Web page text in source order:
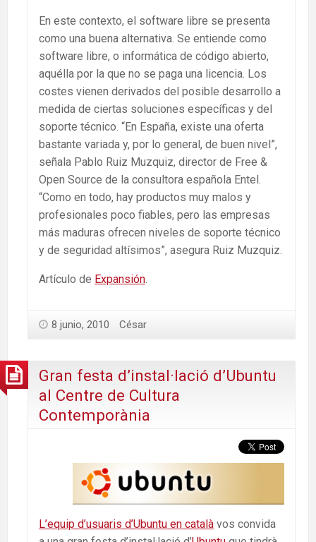
En este contexto, el software libre se presenta
como una buena alternativa. Se entiende como
software libre, o informática de código abierto,
aquélla por la que no se paga una licencia. Los
costes vienen derivados del posible desarrollo a
medida de ciertas soluciones específicas y del
soporte técnico. “En España, existe una oferta
bastante variada y, por lo general, de buen nivel”,
señala Pablo Ruiz Muzquiz, director de Free &
Open Source de la consultora española Entel.
“Como en todo, hay productos muy malos y
profesionales poco fiables, pero las empresas
más maduras ofrecen niveles de soporte técnico
y de seguridad altísimos”, asegura Ruiz Muzquiz.
Artículo de Expansión.
8 junio, 2010 César
Gran festa d’instal·lació d’Ubuntu
al Centre de Cultura
Contemporània
L’equip d’usuaris d’Ubuntu en català vos convida